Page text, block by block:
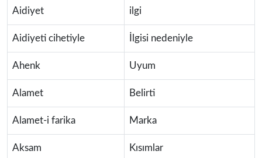
Aidiyet ilgi
Aidiyeti cihetiyle İlgisi nedeniyle
Ahenk Uyum
Alamet Belirti
Alamet-i farika Marka
Aksam Kısımlar